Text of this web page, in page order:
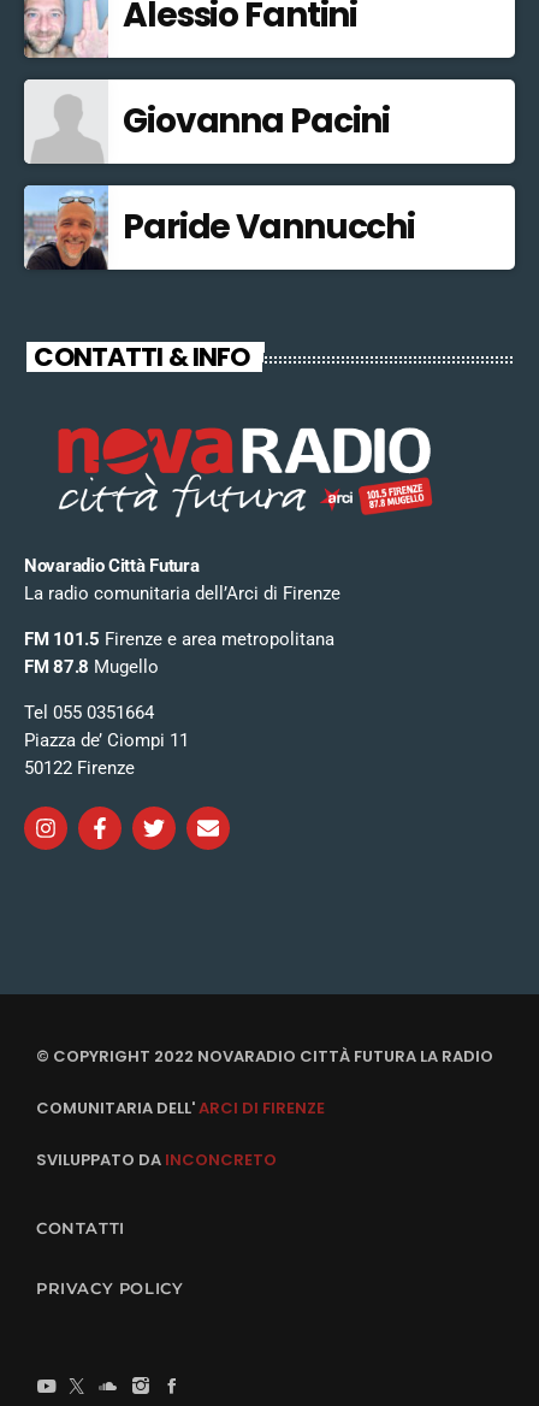
Alessio Fantini
Giovanna Pacini
Paride Vannucchi
CONTATTI & INFO
Novaradio Città Futura
La radio comunitaria dell’Arci di Firenze
FM 101.5 Firenze e area metropolitana
FM 87.8 Mugello
Tel 055 0351664
Piazza de’ Ciompi 11
50122 Firenze
© COPYRIGHT 2022 NOVARADIO CITTÀ FUTURA LA RADIO
COMUNITARIA DELL'ARCI DI FIRENZE
SVILUPPATO DA INCONCRETO
CONTATTI
PRIVACY POLICY